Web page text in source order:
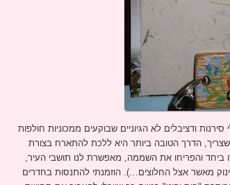
ודציבלים לא הגיוניים שבוקעים ממכוניות חולפות
הדרך הטובה ביותר היא ללכת להתארח בצורת
ביחד והפריחו את השממה, מאפשרת לנו תושבי העיר,
מאשר אצל החלוצים…). הוזמנתי להתנסות בחדרים